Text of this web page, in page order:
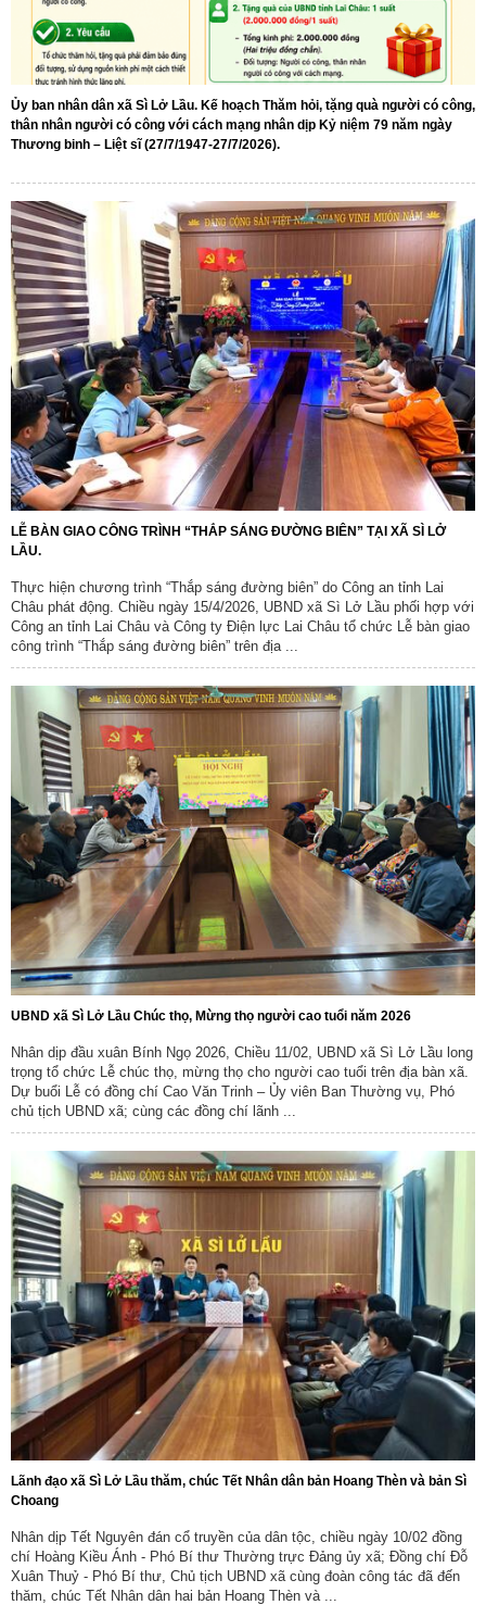
Ủy ban nhân dân xã Sì Lở Lầu. Kế hoạch Thăm hỏi, tặng quà người có công,
thân nhân người có công với cách mạng nhân dịp Kỷ niệm 79 năm ngày
Thương binh – Liệt sĩ (27/7/1947-27/7/2026).
LỄ BÀN GIAO CÔNG TRÌNH “THẮP SÁNG ĐƯỜNG BIÊN” TẠI XÃ SÌ LỞ
LẦU.
Thực hiện chương trình “Thắp sáng đường biên” do Công an tỉnh Lai
Châu phát động. Chiều ngày 15/4/2026, UBND xã Sì Lở Lầu phối hợp với
Công an tỉnh Lai Châu và Công ty Điện lực Lai Châu tổ chức Lễ bàn giao
công trình “Thắp sáng đường biên” trên địa ...
UBND xã Sì Lở Lầu Chúc thọ, Mừng thọ người cao tuổi năm 2026
Nhân dịp đầu xuân Bính Ngọ 2026, Chiều 11/02, UBND xã Sì Lở Lầu long
trọng tổ chức Lễ chúc thọ, mừng thọ cho người cao tuổi trên địa bàn xã.
Dự buổi Lễ có đồng chí Cao Văn Trinh – Ủy viên Ban Thường vụ, Phó
chủ tịch UBND xã; cùng các đồng chí lãnh ...
Lãnh đạo xã Sì Lở Lầu thăm, chúc Tết Nhân dân bản Hoang Thèn và bản Sì
Choang
Nhân dịp Tết Nguyên đán cổ truyền của dân tộc, chiều ngày 10/02 đồng
chí Hoàng Kiều Ánh - Phó Bí thư Thường trực Đảng ủy xã; Đồng chí Đỗ
Xuân Thuỷ - Phó Bí thư, Chủ tịch UBND xã cùng đoàn công tác đã đến
thăm, chúc Tết Nhân dân hai bản Hoang Thèn và ...